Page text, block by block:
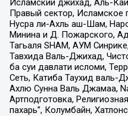
Исламский джихад, Аль-
Правый сектор, Исламское
Нусра ли-Ахль аш-Шам,
Минина и Д. Пожарского,
Тагьаля SHAM, АУМ
Тавхида Валь-Джихад,
ба суи давлати исломи,
Сеть, Катиба Таухид валь-
Ахлю Сунна Валь Джамаа,
Артподготовка,
пахарь”, Колумбайн,